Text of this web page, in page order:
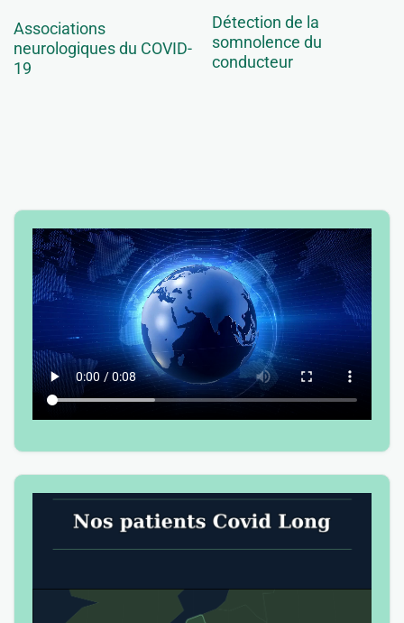
Associations
neurologiques du COVID-
19
Détection de la
somnolence du
conducteur